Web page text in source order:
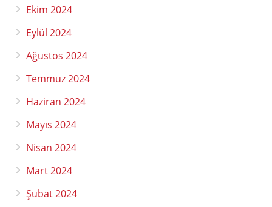
Ekim 2024
Eylül 2024
Ağustos 2024
Temmuz 2024
Haziran 2024
Mayıs 2024
Nisan 2024
Mart 2024
Şubat 2024